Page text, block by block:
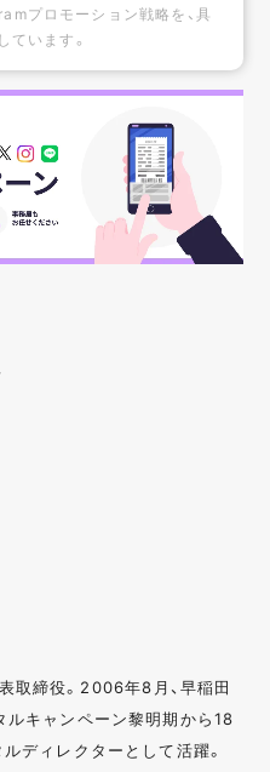
プロモーション戦略を、具
います。
締役。2006年8月、早稲田
ルキャンペーン黎明期から18
ディレクターとして活躍。